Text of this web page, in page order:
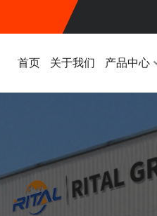
首页 关于我们 产品中心